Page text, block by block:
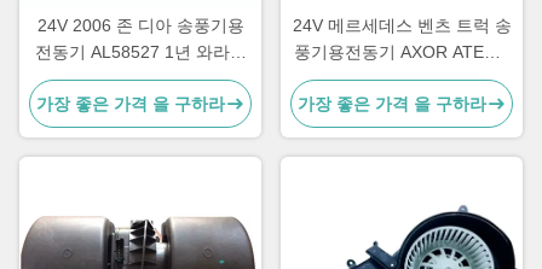
24V 2006 존 디아 송풍기용
전동기 AL58527 1년 와라티
를 갈변시키세요
가장 좋은 가격 을 구하라
24V 메르세데스 벤츠 트럭 송
풍기용전동기 AXOR ATEGO
OEM A0038300108
가장 좋은 가격 을 구하라